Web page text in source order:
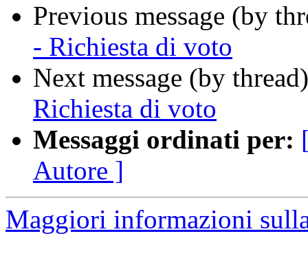
Previous message (by
- Richiesta di voto
Next message (by
Richiesta di voto
Messaggi ordinati per:
Autore ]
Maggiori informazioni